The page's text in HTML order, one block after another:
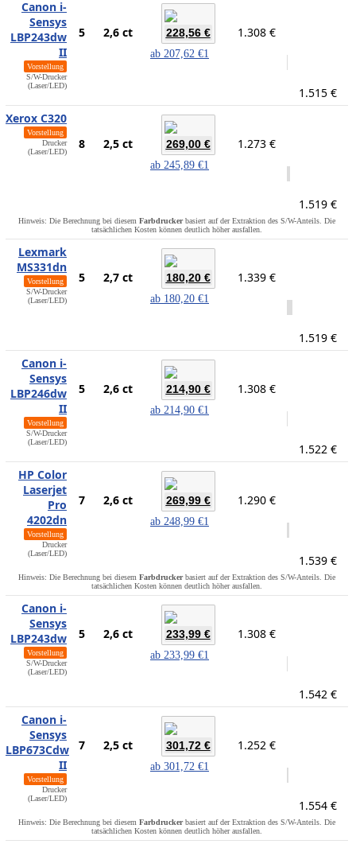
Canon i-
Sensys
LBP243dw
II
Vorstellung
S/W-Drucker
(Laser/LED)
5 2,6 ct 228,56 €
ab 207,62 €1
1.308 €
1.515 €
Xerox C320
Vorstellung
Drucker
(Laser/LED)
8 2,5 ct 269,00 €
ab 245,89 €1
1.273 €
1.519 €
Hinweis: Die Berechnung bei diesem Farbdruckerbasiert auf der Extraktion des S/W-Anteils. Die
tatsächlichen Kosten können deutlich höher ausfallen.
Lexmark
MS331dn
Vorstellung
S/W-Drucker
(Laser/LED)
5 2,7 ct 180,20 €
ab 180,20 €1
1.339 €
1.519 €
Canon i-
Sensys
LBP246dw
II
Vorstellung
S/W-Drucker
(Laser/LED)
5 2,6 ct 214,90 €
ab 214,90 €1
1.308 €
1.522 €
HP Color
Laserjet
Pro
4202dn
Vorstellung
Drucker
(Laser/LED)
7 2,6 ct 269,99 €
ab 248,99 €1
1.290 €
1.539 €
Hinweis: Die Berechnung bei diesem Farbdruckerbasiert auf der Extraktion des S/W-Anteils. Die
tatsächlichen Kosten können deutlich höher ausfallen.
Canon i-
Sensys
LBP243dw
Vorstellung
S/W-Drucker
(Laser/LED)
5 2,6 ct 233,99 €
ab 233,99 €1
1.308 €
1.542 €
Canon i-
Sensys
LBP673Cdw
II
Vorstellung
Drucker
(Laser/LED)
7 2,5 ct 301,72 €
ab 301,72 €1
1.252 €
1.554 €
Hinweis: Die Berechnung bei diesem Farbdruckerbasiert auf der Extraktion des S/W-Anteils. Die
tatsächlichen Kosten können deutlich höher ausfallen.